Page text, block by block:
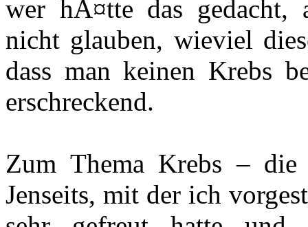
wer hÃ¤tte das
nicht glauben, wieviel
dass man keinen Krebs
erschreckend.
Zum Thema Krebs –
Jenseits, mit der ich